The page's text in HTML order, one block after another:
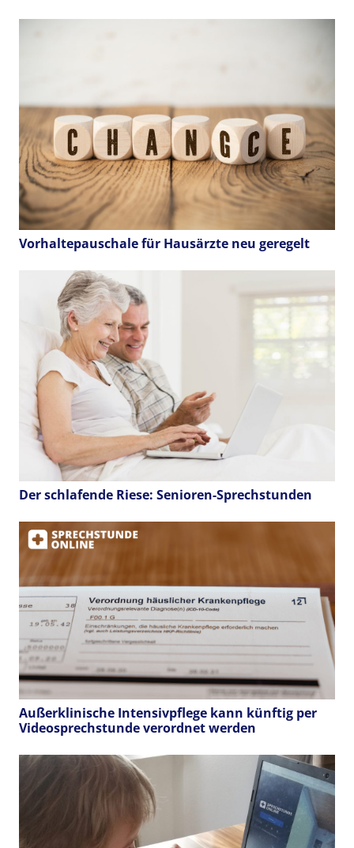
Vorhaltepauschale für Hausärzte neu geregelt
Der schlafende Riese: Senioren-Sprechstunden
Außerklinische Intensivpflege kann künftig per
Videosprechstunde verordnet werden